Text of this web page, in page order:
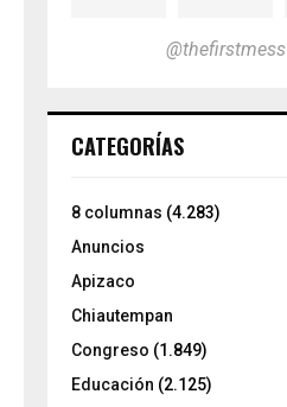
@thefirstmess
CATEGORÍAS
8 columnas (4.283)
Anuncios
Apizaco
Chiautempan
Congreso (1.849)
Educación (2.125)